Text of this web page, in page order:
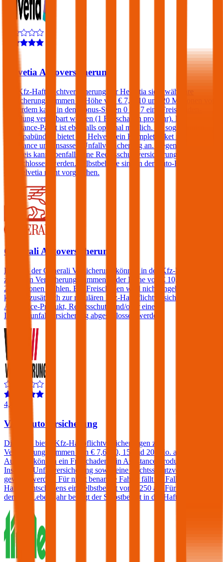
Helvetia Autoversicherung
Die Kfz-Haftpflichtversicherung der Helvetia sieht wählbare
Versicherungssummen in Höhe von € 7,6, 10 und 20 Millionen vor.
Außerdem kann in den Bonus-Stufen 0 bis 7 eine Freischaden-
Regelung vereinbart werden (1 Freischaden pro Jahr). Ein
Assistance-Paket ist ebenfalls optional möglich. Im sogenannten
„Europabündel“ bietet die Helvetia ein Komplettpaket inklusive
Assistance und Insassen-Unfallversicherung an. Gegen einen
Aufpreis kann ebenfalls eine Rechtsschutzversicherung
abgeschlossen werden. Selbstbehalte sind in der Auto-Haftpflicht
der Helvetia nicht vorgesehen.
Generali Autoversicherung
Kunden der Generali Versicherung können in der Kfz-Haftpflicht
zwischen Versicherungssummen in der Höhe von € 10, 15, 20 und
25 Millionen wählen. Ein Freischaden wird nicht angeboten, jedoch
können zusätzlich zur regulären Kfz-Haftpflichtversicherung ein
Assistance-Produkt, Rechtsschutz und/oder eine
Insassenunfallversicherung abgeschlossen werden.
4,4
VAV Autoversicherung
Die VAV bietet Kfz-Haftpflichtversicherungen zu
Versicherungssummen von € 7,6, 10, 15 und 20 Mio. an. Gegen
Aufpreis können ein Freischaden, ein Assistance-Produkt, eine
Insassen-Unfallversicherung sowie eine Rechtsschutzversicherung
gewählt werden. Für nicht benannte Fahrer fällt im Falle eines
Haftpflichtschadens ein Selbstbehalt von € 250 an. Für Fahrer unter
dem 23. Lebensjahr beträgt der Selbstbehalt in der Haftpflicht 400€.